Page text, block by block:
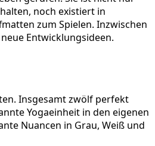
noch existiert in
zum Spielen. Inzwischen
Entwicklungsideen.
Insgesamt zwölf perfekt
Yogaeinheit in den eigenen
Nuancen in Grau, Weiß und